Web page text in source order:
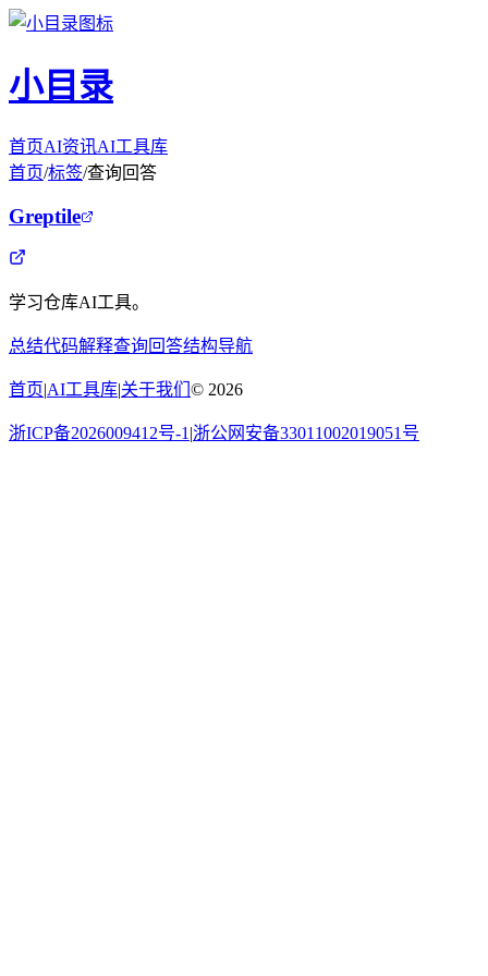
小目录
首页AI资讯AI工具库
首页/标签/查询回答
Greptile
学习仓库AI工具。
总结代码解释查询回答结构导航
首页|AI工具库|关于我们 © 2026
浙ICP备2026009412号-1 |浙公网安备33011002019051号